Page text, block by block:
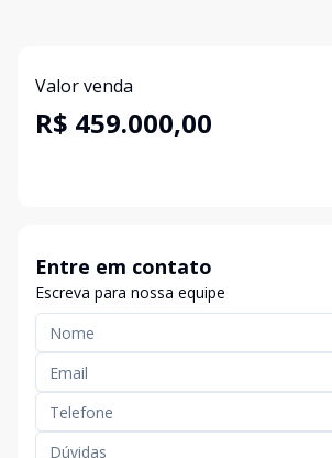
Valor venda
R$ 459.000,00
Entre em contato
Escreva para nossa equipe